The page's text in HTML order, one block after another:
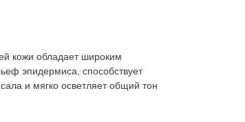
кожи обладает широким
эпидермиса, способствует
и мягко осветляет общий тон